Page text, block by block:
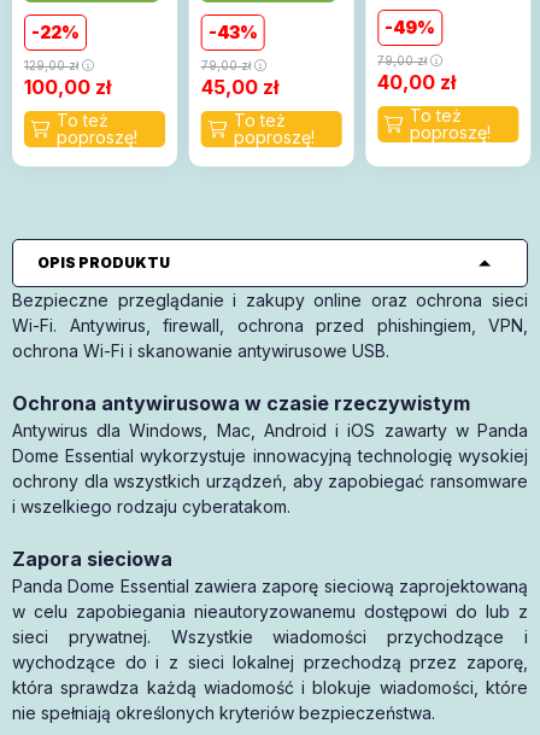
22
129,00zł
100,00 zł
43
79,00zł
45,00zł
49
79,00zł
40,00 zł
OPIS PRODUKTU
Bezpieczne przeglądanie i zakupy online oraz ochrona sieci
Wi-Fi. Antywirus, firewall, ochrona przed phishingiem, VPN,
ochrona Wi-Fi i skanowanie antywirusowe USB.
Ochrona antywirusowa w czasie rzeczywistym
Antywirus dla Windows, Mac, Android i iOS zawarty w Panda
Dome Essential wykorzystuje innowacyjną technologię wysokiej
ochrony dla wszystkich urządzeń, aby zapobiegać ransomware
i wszelkiego rodzaju cyberatakom.
Zapora sieciowa
Panda Dome Essential zawiera zaporę sieciową zaprojektowaną
w celu zapobiegania nieautoryzowanemu dostępowi do lub z
sieci prywatnej. Wszystkie wiadomości przychodzące i
wychodzące do i z sieci lokalnej przechodzą przez zaporę,
która sprawdza każdą wiadomość i blokuje wiadomości, które
nie spełniają określonych kryteriów bezpieczeństwa.